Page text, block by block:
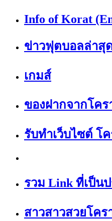
Info of Korat
ข่าวฟุตบอลล่าสุ
เกมส์
ของฝากจากโคร
รับทำเว็บไซต์ โ
รวม Link ที่เป็น
สาวสาวสวยโคร